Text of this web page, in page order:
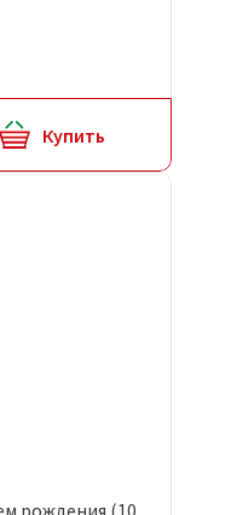
Купить
рождения (10